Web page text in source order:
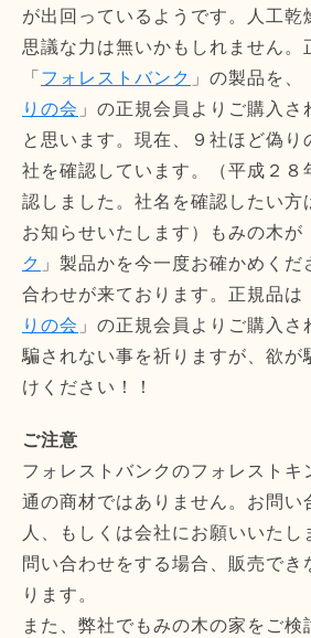
が出回っているようです。人工乾
思議な力は無いかもしれません。
「 フォレストバンク 」の製品を、
りの会 」の正規会員よりご購入
と思います。現在、９社ほど偽り
社を確認しています。（平成２８
認しました。社名を確認したい方
お知らせいたします）もみの木が
ク 」製品かを今一度お確かめく
合わせが来ております。正規品は
りの会 」の正規会員よりご購入さ
騙されない事を祈りますが、欲が
けください！！
ご注意
フォレストバンクのフォレストキ
通の商材ではありません。お問い
人、もしくは会社にお願いいたし
問い合わせをする場合、販売でき
ります。
また、弊社でもみの木の家をご検